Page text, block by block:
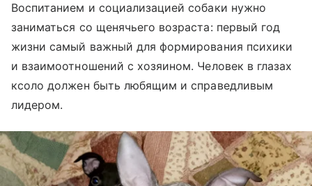
Воспитанием и социализацией собаки нужно
заниматься со щенячьего возраста: первый год
жизни самый важный для формирования психики
и взаимоотношений с хозяином. Человек в глазах
ксоло должен быть любящим и справедливым
лидером.